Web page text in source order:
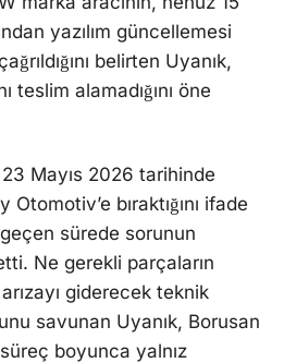
yazılım güncellemesi
belirten Uyanık,
teslim alamadığını öne
23 Mayıs 2026 tarihinde
bıraktığını ifade
sürede sorunun
Ne gerekli parçaların
giderecek teknik
savunan Uyanık, Borusan
boyunca yalnız